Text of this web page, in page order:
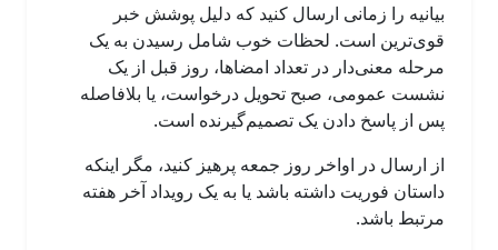
بیانیه را زمانی ارسال کنید که دلیل پوشش خبر
قوی‌ترین است. لحظات خوب شامل رسیدن به یک
مرحله معنی‌دار در تعداد امضاها، روز قبل از یک
نشست عمومی، صبح تحویل درخواست، یا بلافاصله
پس از پاسخ دادن یک تصمیم‌گیرنده است.
از ارسال در اواخر روز جمعه پرهیز کنید، مگر اینکه
داستان فوریت داشته باشد یا به یک رویداد آخر هفته
مرتبط باشد.